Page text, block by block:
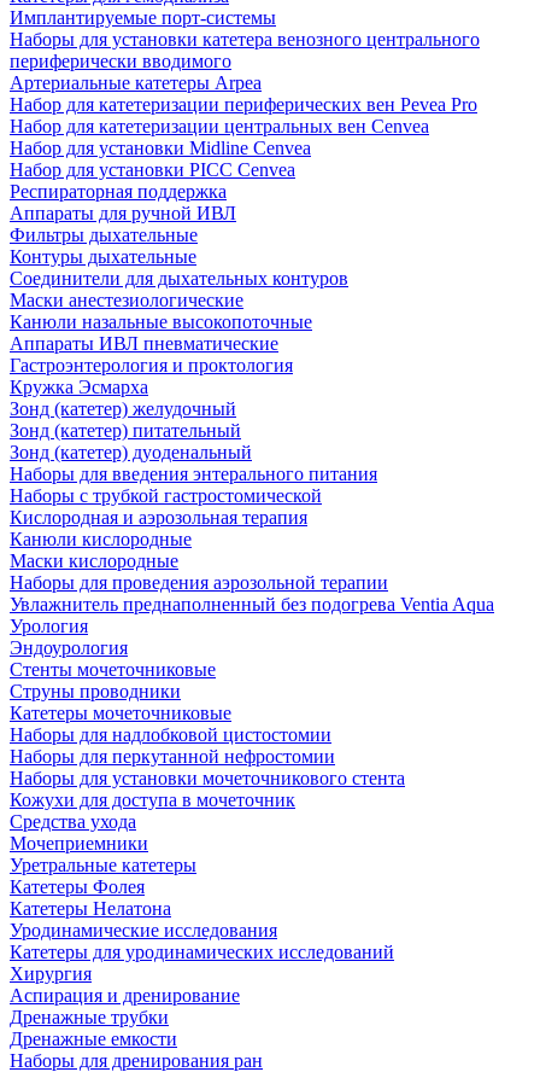
Имплантируемые порт‑системы
Наборы для установки катетера венозного центрального
периферически вводимого
Артериальные катетеры Arpea
Набор для катетеризации периферических вен Pevea Pro
Набор для катетеризации центральных вен Cenvea
Набор для установки Midline Cenvea
Набор для установки PICC Cenvea
Респираторная поддержка
Аппараты для ручной ИВЛ
Фильтры дыхательные
Контуры дыхательные
Соединители для дыхательных контуров
Маски анестезиологические
Канюли назальные высокопоточные
Аппараты ИВЛ пневматические
Гастроэнтерология и проктология
Кружка Эсмарха
Зонд (катетер) желудочный
Зонд (катетер) питательный
Зонд (катетер) дуоденальный
Наборы для введения энтерального питания
Наборы с трубкой гастростомической
Кислородная и аэрозольная терапия
Канюли кислородные
Маски кислородные
Наборы для проведения аэрозольной терапии
Увлажнитель преднаполненный без подогрева Ventia Aqua
Урология
Эндоурология
Стенты мочеточниковые
Струны проводники
Катетеры мочеточниковые
Наборы для надлобковой цистостомии
Наборы для перкутанной нефростомии
Наборы для установки мочеточникового стента
Кожухи для доступа в мочеточник
Средства ухода
Мочеприемники
Уретральные катетеры
Катетеры Фолея
Катетеры Нелатона
Уродинамические исследования
Катетеры для уродинамических исследований
Хирургия
Аспирация и дренирование
Дренажные трубки
Дренажные емкости
Наборы для дренирования ран